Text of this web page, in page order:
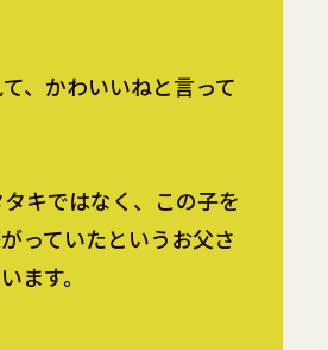
、かわいいねと言って
キではなく、この子を
っていたというお父さ
ます。